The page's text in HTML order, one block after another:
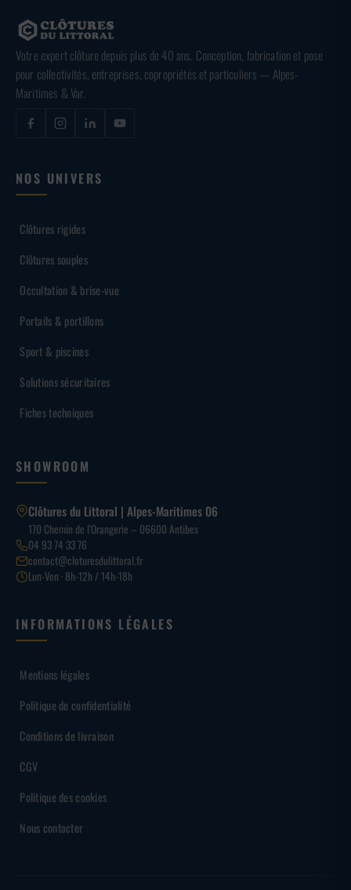
Votre expert clôture depuis plus de 40 ans. Conception, fabrication et pose
pour collectivités, entreprises, copropriétés et particuliers — Alpes-
Maritimes & Var.
NOS UNIVERS
Clôtures rigides
Clôtures souples
Occultation & brise-vue
Portails & portillons
Sport & piscines
Solutions sécuritaires
Fiches techniques
SHOWROOM
Clôtures du Littoral | Alpes-Maritimes 06
170 Chemin de l’Orangerie – 06600 Antibes
04 93 74 33 76
contact@cloturesdulittoral.fr
Lun-Ven · 8h-12h / 14h-18h
INFORMATIONS LÉGALES
Mentions légales
Politique de confidentialité
Conditions de livraison
CGV
Politique des cookies
Nous contacter